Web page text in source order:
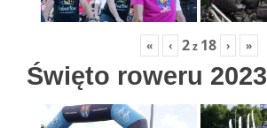
« ‹ 2z 18 › »
Święto roweru 2023